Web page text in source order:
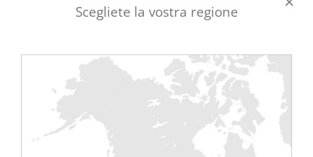
2016 il 20 ottobre presso TOUR & TAXIS a
messa in servizio dei centri dati utilizzando
questebarre di carico montate su rack.
Il team di Rentaload sarà lieto di
rispondere a qualsiasi domanda sullo
scopo e sulle condizioni di un test, nonché
Scegliete la vostra regione